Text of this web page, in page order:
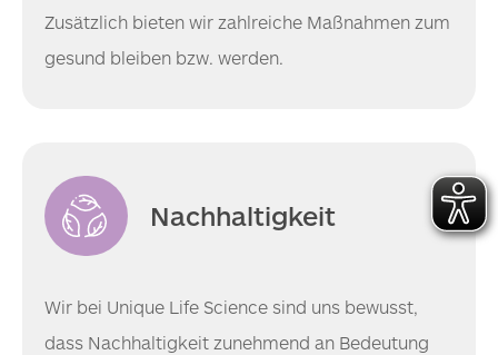
Zusätzlich bieten wir zahlreiche Maßnahmen zum
gesund bleiben bzw. werden.
Nachhaltigkeit
Wir bei Unique Life Science sind uns bewusst,
dass Nachhaltigkeit zunehmend an Bedeutung